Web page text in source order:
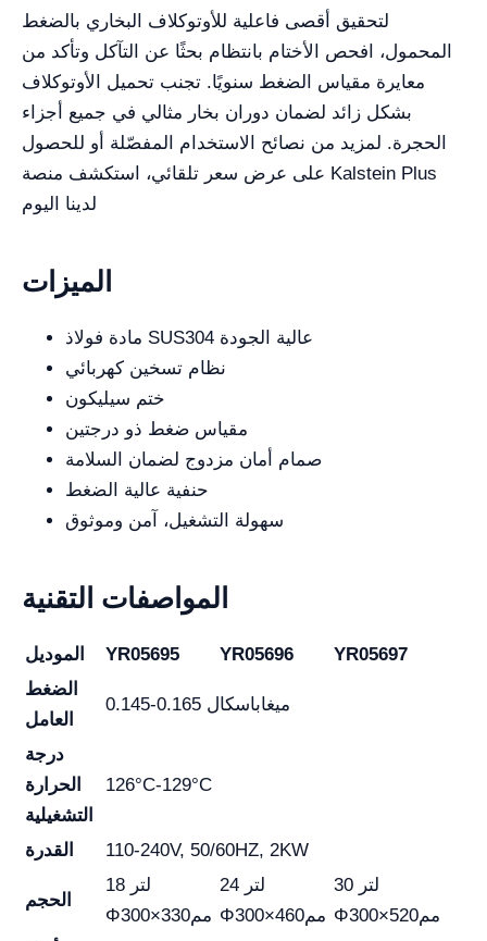
لتحقيق أقصى فاعلية للأوتوكلاف البخاري بالضغط
المحمول، افحص الأختام بانتظام بحثًا عن التآكل وتأكد من
معايرة مقياس الضغط سنويًا. تجنب تحميل الأوتوكلاف
بشكل زائد لضمان دوران بخار مثالي في جميع أجزاء
الحجرة. لمزيد من نصائح الاستخدام المفصّلة أو للحصول
على عرض سعر تلقائي، استكشف منصة Kalstein Plus
لدينا اليوم
الميزات
مادة فولاذ SUS304 عالية الجودة
نظام تسخين كهربائي
ختم سيليكون
مقياس ضغط ذو درجتين
صمام أمان مزدوج لضمان السلامة
حنفية عالية الضغط
سهولة التشغيل، آمن وموثوق
المواصفات التقنية
الموديل YR05695 YR05696
YR05697
الضغط
العامل
0.145-0.165 ميغاباسكال
درجة
الحرارة
التشغيلية
126°C-129°C
القدرة 110-240V, 50/60HZ, 2KW
الحجم
18 لتر
Φ300×330مم
24 لتر
Φ300×460مم
30 لتر
Φ300×520مم